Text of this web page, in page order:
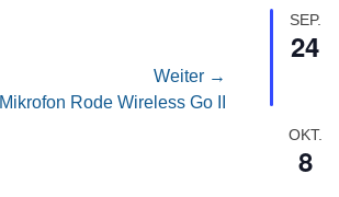
Weiter →
Mikrofon Rode Wireless Go II
SEP.
24
OKT.
8